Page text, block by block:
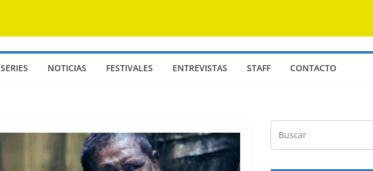
SERIES NOTICIAS FESTIVALES ENTREVISTAS STAFF CONTACTO